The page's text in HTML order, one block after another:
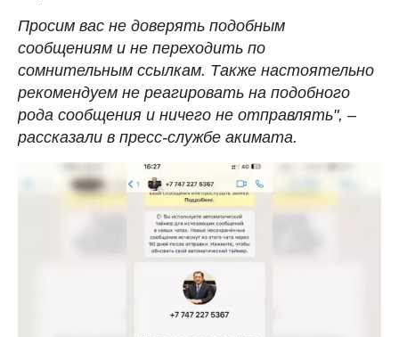
Просим вас не доверять подобным
сообщениям и не переходить по
сомнительным ссылкам. Также настоятельно
рекомендуем не реагировать на подобного
рода сообщения и ничего не отправлять", –
рассказали в пресс-службе акимата.